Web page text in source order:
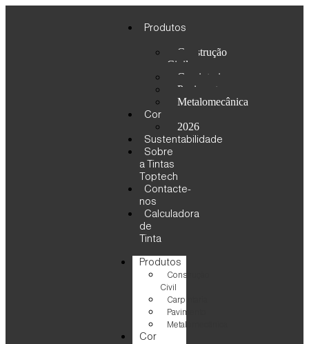
Produtos
Construção
Civil
Carpintaria
Pavimento
Metalomecânica
Cor
2026
Sustentabilidade
Sobre
a Tintas
Toptech
Contacte-
nos
Calculadora
de
Tinta
Produtos
Construção
Civil
Carpintaria
Pavimento
Metalomecânica
Cor